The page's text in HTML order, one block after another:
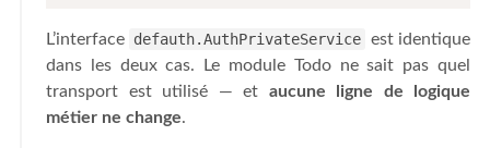
L’interface defauth.AuthPrivateService est identique
dans les deux cas. Le module Todo ne sait pas quel
transport est utilisé — et aucune ligne de logique
métier ne change.